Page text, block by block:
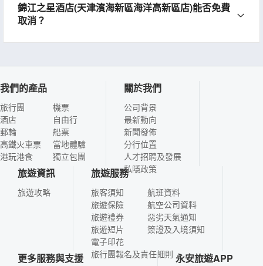
錦江之星酒店(天津濱海新區海洋高新區店)能否免費
取消？
我們的產品
旅行團
酒店
郵輪
高鐵火車票
港玩港食
機票
自由行
船票
當地體驗
獨立包團
關於我們
公司背景
最新動向
新聞發佈
分行位置
人才招聘及發展
私隱政策
旅遊資訊
旅遊攻略
旅遊服務
旅客須知
旅遊保險
旅遊禮券
旅遊短片
電子印花
航班資料
航空公司資料
惡劣天氣通知
簽證及入境須知
旅行團報名及責任細則
更多服務與支援 永安旅遊APP